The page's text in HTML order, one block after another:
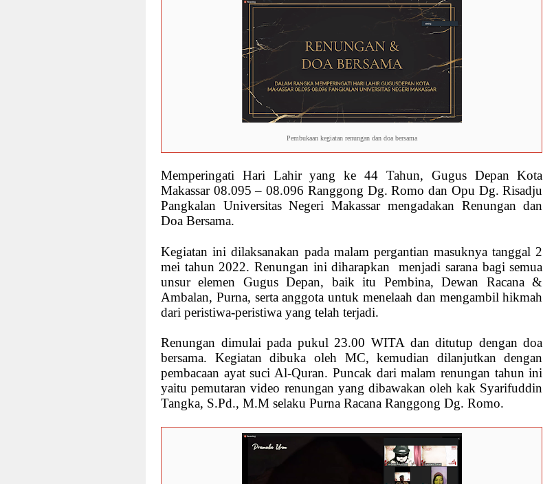
Invision Theme For You
Top Destinations To Travel Next Summer
Sweet Yummy Chocolate Cake
Sweet Girl As A Cupcake
Clear and Refreshing
Your Internet Habits Create Your Reality
It Was Really Fun
Invision Responsive Blogger Theme
Pembukaan kegiatan renungan dan doa bersama
Memperingati Hari Lahir yang ke 44 Tahun, Gugus Depan Kota
Makassar 08.095 – 08.096 Ranggong Dg. Romo dan Opu Dg. Risadju
Pangkalan Universitas Negeri Makassar mengadakan Renungan dan
Doa Bersama.
Kegiatan ini dilaksanakan pada malam pergantian masuknya tanggal 2
mei tahun 2022. Renungan ini diharapkan
menjadi sarana bagi semua
unsur elemen Gugus Depan, baik itu Pembina, Dewan Racana &
Ambalan, Purna, serta anggota untuk menelaah dan mengambil hikmah
dari peristiwa-peristiwa yang telah terjadi.
Renungan dimulai pada pukul 23.00 WITA dan ditutup dengan doa
bersama. Kegiatan dibuka oleh MC, kemudian dilanjutkan dengan
pembacaan ayat suci Al-Quran. Puncak dari malam renungan tahun ini
yaitu pemutaran video renungan yang dibawakan oleh kak Syarifuddin
Tangka, S.Pd., M.M selaku Purna Racana Ranggong Dg. Romo.